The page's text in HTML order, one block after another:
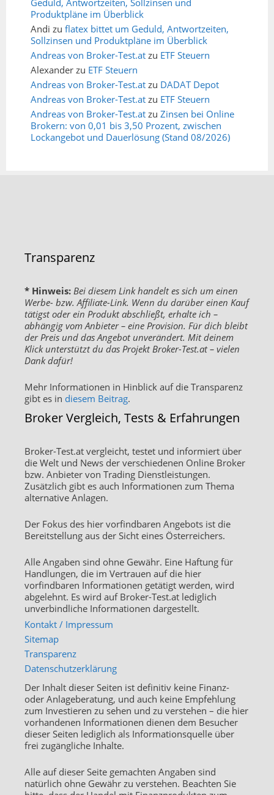
Geduld, Antwortzeiten, Sollzinsen und
Produktpläne im Überblick
Andi zu flatex bittet um Geduld, Antwortzeiten,
Sollzinsen und Produktpläne im Überblick
Andreas von Broker-Test.at zu ETF Steuern
Alexander zu ETF Steuern
Andreas von Broker-Test.at zu DADAT Depot
Andreas von Broker-Test.at zu ETF Steuern
Andreas von Broker-Test.at zu Zinsen bei Online
Brokern: von 0,01 bis 3,50 Prozent, zwischen
Lockangebot und Dauerlösung (Stand 08/2026)
Transparenz
* Hinweis: Bei diesem Link handelt es sich um einen
Werbe- bzw. Affiliate-Link. Wenn du darüber einen Kauf
tätigst oder ein Produkt abschließt, erhalte ich –
abhängig vom Anbieter – eine Provision. Für dich bleibt
der Preis und das Angebot unverändert. Mit deinem
Klick unterstützt du das Projekt Broker-Test.at – vielen
Dank dafür!
Mehr Informationen in Hinblick auf die Transparenz
gibt es in diesem Beitrag.
Broker Vergleich, Tests & Erfahrungen
Broker-Test.at vergleicht, testet und informiert über
die Welt und News der verschiedenen Online Broker
bzw. Anbieter von Trading Dienstleistungen.
Zusätzlich gibt es auch Informationen zum Thema
alternative Anlagen.
Der Fokus des hier vorfindbaren Angebots ist die
Bereitstellung aus der Sicht eines Österreichers.
Alle Angaben sind ohne Gewähr. Eine Haftung für
Handlungen, die im Vertrauen auf die hier
vorfindbaren Informationen getätigt werden, wird
abgelehnt. Es wird auf Broker-Test.at lediglich
unverbindliche Informationen dargestellt.
Kontakt / Impressum
Sitemap
Transparenz
Datenschutzerklärung
Der Inhalt dieser Seiten ist definitiv keine Finanz-
oder Anlageberatung, und auch keine Empfehlung
zum Investieren zu sehen und zu verstehen – die hier
vorhandenen Informationen dienen dem Besucher
dieser Seiten lediglich als Informationsquelle über
frei zugängliche Inhalte.
Alle auf dieser Seite gemachten Angaben sind
natürlich ohne Gewähr zu verstehen. Beachten Sie